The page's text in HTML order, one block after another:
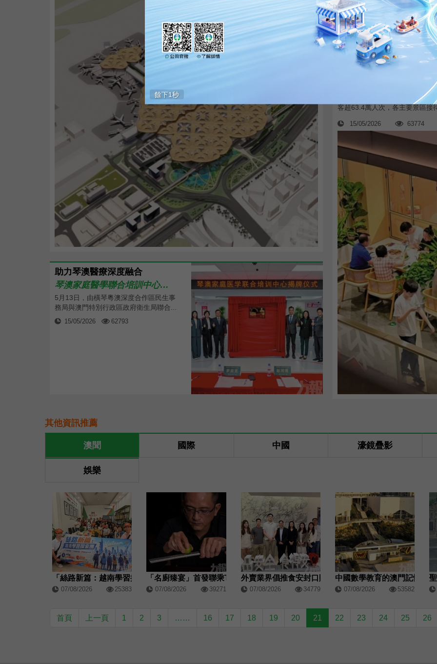
助力琴澳醫療深度融合
琴澳家庭醫學聯合培訓中心揭牌
5月13日，由橫琴粵澳深度合作區民生事
務局與澳門特別行政區政府衛生局聯合...
15/05/2026 62793
橫琴食宿如何留住遊客的心
變「流量」為「
剛剛過去的「五一」假期，橫
客超63.4萬人次，各主要景區接
15/05/2026 63774
其他資訊推薦
澳聞 國際 中國 濠鏡疊影
娛樂
「絲路新篇：越南學習探索團」圓滿結束
07/08/2026 25383
「名廚臻宴」首發聯乘Twelve 25演繹極致法式風雅
07/08/2026 39271
外賣業界倡推食安封口貼 拜會市政署獲積極回應
07/08/2026 34779
中國數學教育的澳門記憶
07/08/2026 53582
首頁 上一頁 1 2 3 …… 16 17 18 19 20 21 22 23 24 25 26